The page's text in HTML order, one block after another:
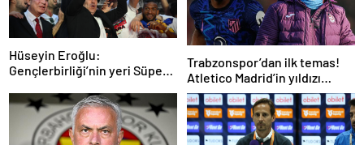
Hüseyin Eroğlu:
Gençlerbirliği’nin yeri Süper
Trabzonspor’dan ilk temas!
Atletico Madrid’in yıldızı
gündemde